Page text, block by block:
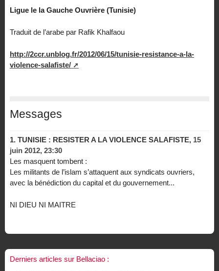
Ligue le la Gauche Ouvrière (Tunisie)
Traduit de l’arabe par Rafik Khalfaou
http://2ccr.unblog.fr/2012/06/15/tunisie-resistance-a-la-
violence-salafiste/
Messages
1. TUNISIE : RESISTER A LA VIOLENCE SALAFISTE, 15
juin 2012, 23:30
Les masquent tombent :
Les militants de l’islam s’attaquent aux syndicats ouvriers,
avec la bénédiction du capital et du gouvernement...
NI DIEU NI MAITRE
Derniers articles sur Bellaciao :